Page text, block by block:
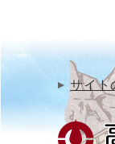
サイト